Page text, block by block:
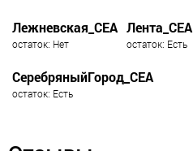
Лежневская_СЕА
остаток: Нет
Лента_СЕА
остаток: Есть
СеребряныйГород_СЕА
остаток: Есть